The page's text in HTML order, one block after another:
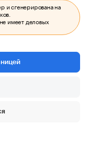
и сгенерирована на
имеет деловых